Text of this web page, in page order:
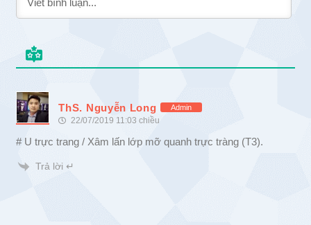
ThS. Nguyễn Long Admin
22/07/2019 11:03 chiều
# U trực trang / Xâm lấn lớp mỡ quanh trực tràng (T3).
Trả lời ↵